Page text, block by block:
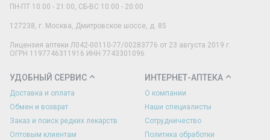
ПН-ПТ 10:00 - 21:00, СБ-ВС 10:00 - 20:00
127238 г. Москва Дмитровское шоссе, д. 85
Лицензия аптеки Л042-00110-77/00283776 от 23 августа 2019 г.
ОГРН 1197746311916 ИНН 7743301096
УДОБНЫЙ СЕРВИС
Доставка и оплата
Обмен и возврат
Заказ и поиск редких лекарств
Оптовым клиентам
ИНТЕРНЕТ-АПТЕКА
О компании
Наши специалисты
Сотрудничество
Политика обработки